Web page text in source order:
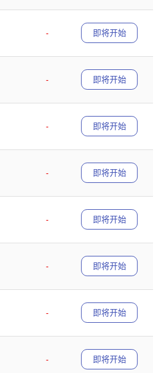
-
即将开始
-
即将开始
-
即将开始
-
即将开始
-
即将开始
-
即将开始
-
即将开始
-
即将开始